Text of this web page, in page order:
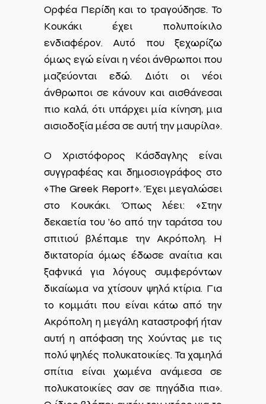
Ορφέα Περίδη και το τραγούδησε. Το
Κουκάκι έχει πολυποίκιλο
ενδιαφέρον. Αυτό που ξεχωρίζω
όμως εγώ είναι η νέοι άνθρωποι που
μαζεύονται εδώ. Διότι οι νέοι
άνθρωποι σε κάνουν και αισθάνεσαι
πιο καλά, ότι υπάρχει μία κίνηση, μια
αισιοδοξία μέσα σε αυτή την μαυρίλα».
Ο Χριστόφορος Κάσδαγλης είναι
συγγραφέας και δημοσιογράφος στο
«The Greek Report». Έχει μεγαλώσει
στο Κουκάκι. Όπως λέει: «Στην
δεκαετία του ’60 από την ταράτσα του
σπιτιού βλέπαμε την Ακρόπολη. Η
δικτατορία όμως έδωσε αναίτια και
ξαφνικά για λόγους συμφερόντων
δικαίωμα να χτίσουν ψηλά κτίρια. Για
το κομμάτι που είναι κάτω από την
Ακρόπολη η μεγάλη καταστροφή ήταν
αυτή η απόφαση της Χούντας με τις
πολύ ψηλές πολυκατοικίες. Τα χαμηλά
σπίτια είναι χωμένα ανάμεσα σε
πολυκατοικίες σαν σε πηγάδια πια».